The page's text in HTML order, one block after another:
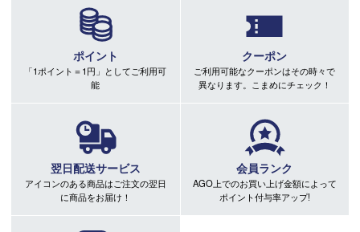
ポイント
「1ポイント＝1円」としてご利用可
能
クーポン
ご利用可能なクーポンはその時々で
異なります。こまめにチェック！
翌日配送サービス
アイコンのある商品はご注文の翌日
に商品をお届け！
会員ランク
AGO上でのお買い上げ金額によって
ポイント付与率アップ!